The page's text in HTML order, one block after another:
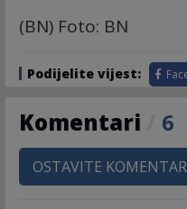
(BN) Foto: BN
Podijelite vijest:
Komentari 6
OSTAVITE KOMENTAR